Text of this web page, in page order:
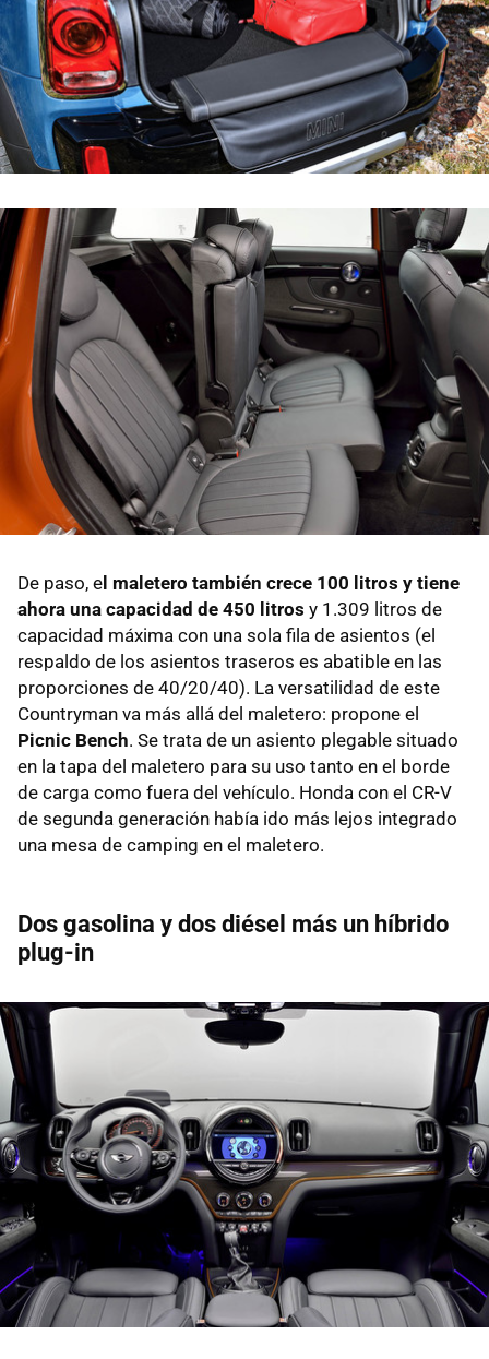
De paso, el maletero también crece 100 litros y tiene
ahora una capacidad de 450 litros y 1.309 litros de
capacidad máxima con una sola fila de asientos (el
respaldo de los asientos traseros es abatible en las
proporciones de 40/20/40). La versatilidad de este
Countryman va más allá del maletero: propone el
Picnic Bench. Se trata de un asiento plegable situado
en la tapa del maletero para su uso tanto en el borde
de carga como fuera del vehículo. Honda con el CR-V
de segunda generación había ido más lejos integrado
una mesa de camping en el maletero.
Dos gasolina y dos diésel más un híbrido
plug-in